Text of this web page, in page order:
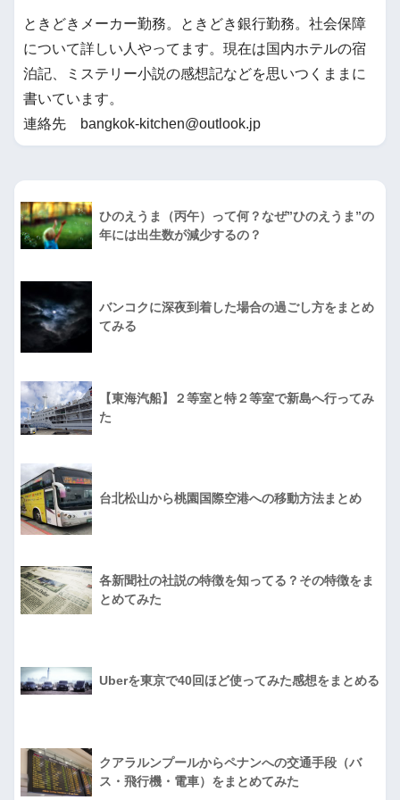
ときどきメーカー勤務。ときどき銀行勤務。社会保障
について詳しい人やってます。現在は国内ホテルの宿
泊記、ミステリー小説の感想記などを思いつくままに
書いています。
連絡先 bangkok-kitchen@outlook.jp
ひのえうま（丙午）って何？なぜ”ひのえうま”の
年には出生数が減少するの？
バンコクに深夜到着した場合の過ごし方をまとめ
てみる
【東海汽船】２等室と特２等室で新島へ行ってみ
た
台北松山から桃園国際空港への移動方法まとめ
各新聞社の社説の特徴を知ってる？その特徴をま
とめてみた
Uberを東京で40回ほど使ってみた感想をまとめる
クアラルンプールからペナンへの交通手段（バ
ス・飛行機・電車）をまとめてみた